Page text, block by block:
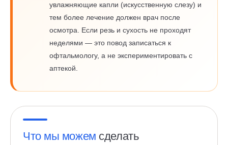
увлажняющие капли (искусственную слезу) и
тем более лечение должен врач после
осмотра. Если резь и сухость не проходят
неделями — это повод записаться к
офтальмологу, а не экспериментировать с
аптекой.
Что мы можем сделать